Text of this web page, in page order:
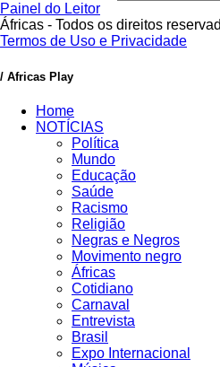
Painel do Leitor
Áfricas - Todos os direitos
Termos de Uso e Privacidade
/ Africas Play
Home
NOTÍCIAS
Política
Mundo
Educação
Saúde
Racismo
Religião
Negras e Negros
Movimento negro
Áfricas
Cotidiano
Carnaval
Entrevista
Brasil
Expo Internacional